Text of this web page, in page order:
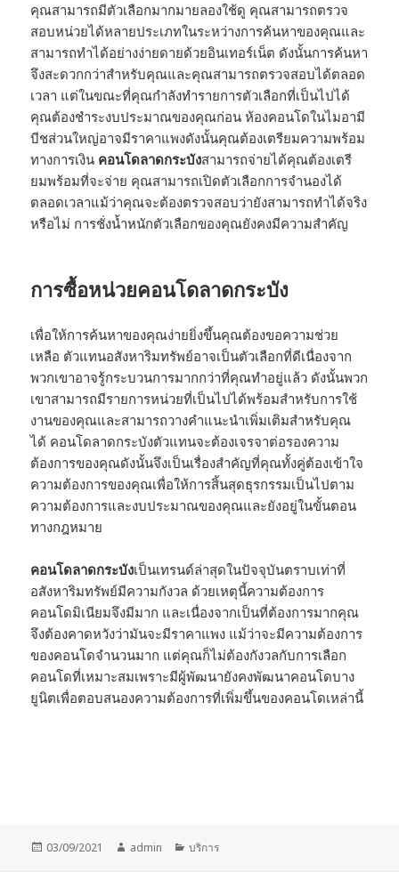
คุณสามารถมีตัวเลือกมากมายลองใช้ดู คุณสามารถตรวจ
สอบหน่วยได้หลายประเภทในระหว่างการค้นหาของคุณและ
สามารถทำได้อย่างง่ายดายด้วยอินเทอร์เน็ต ดังนั้นการค้นหา
จึงสะดวกกว่าสำหรับคุณและคุณสามารถตรวจสอบได้ตลอด
เวลา แต่ในขณะที่คุณกำลังทำรายการตัวเลือกที่เป็นไปได้
คุณต้องชำระงบประมาณของคุณก่อน ห้องคอนโดในไมอามี
บีชส่วนใหญ่อาจมีราคาแพงดังนั้นคุณต้องเตรียมความพร้อม
ทางการเงิน คอนโดลาดกระบังสามารถจ่ายได้คุณต้องเตรี
ยมพร้อมที่จะจ่าย คุณสามารถเปิดตัวเลือกการจำนองได้
ตลอดเวลาแม้ว่าคุณจะต้องตรวจสอบว่ายังสามารถทำได้จริง
หรือไม่ การชั่งน้ำหนักตัวเลือกของคุณยังคงมีความสำคัญ
การซื้อหน่วยคอนโดลาดกระบัง
เพื่อให้การค้นหาของคุณง่ายยิ่งขึ้นคุณต้องขอความช่วย
เหลือ ตัวแทนอสังหาริมทรัพย์อาจเป็นตัวเลือกที่ดีเนื่องจาก
พวกเขาอาจรู้กระบวนการมากกว่าที่คุณทำอยู่แล้ว ดังนั้นพวก
เขาสามารถมีรายการหน่วยที่เป็นไปได้พร้อมสำหรับการใช้
งานของคุณและสามารถวางคำแนะนำเพิ่มเติมสำหรับคุณ
ได้ คอนโดลาดกระบังตัวแทนจะต้องเจรจาต่อรองความ
ต้องการของคุณดังนั้นจึงเป็นเรื่องสำคัญที่คุณทั้งคู่ต้องเข้าใจ
ความต้องการของคุณเพื่อให้การสิ้นสุดธุรกรรมเป็นไปตาม
ความต้องการและงบประมาณของคุณและยังอยู่ในขั้นตอน
ทางกฎหมาย
คอนโดลาดกระบังเป็นเทรนด์ล่าสุดในปัจจุบันตราบเท่าที่
อสังหาริมทรัพย์มีความกังวล ด้วยเหตุนี้ความต้องการ
คอนโดมิเนียมจึงมีมาก และเนื่องจากเป็นที่ต้องการมากคุณ
จึงต้องคาดหวังว่ามันจะมีราคาแพง แม้ว่าจะมีความต้องการ
ของคอนโดจำนวนมาก แต่คุณก็ไม่ต้องกังวลกับการเลือก
คอนโดที่เหมาะสมเพราะมีผู้พัฒนายังคงพัฒนาคอนโดบาง
ยูนิตเพื่อตอบสนองความต้องการที่เพิ่มขึ้นของคอนโดเหล่านี้
Posted
03/09/2021 Author
admin Categories
บริการ